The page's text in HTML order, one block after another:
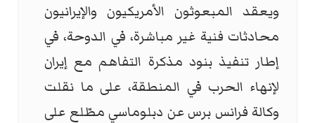
ويعقد المبعوثون الأمريكيون والإيرانيون
محادثات فنية غير مباشرة، في الدوحة، في
إطار تنفيذ بنود مذكرة التفاهم مع إيران
لإنهاء الحرب في المنطقة، على ما نقلت
وكالة فرانس برس عن دبلوماسي مطّلع على